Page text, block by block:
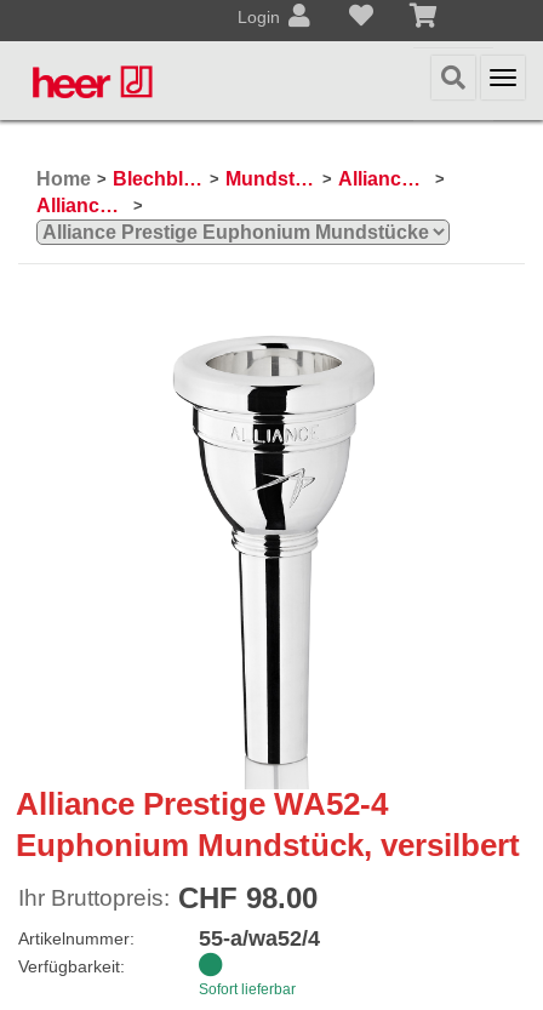
Login
Home > Blechblasinstrumente > Mundstücke > Alliance Mundstücke >
Alliance Prestige Serie >
Alliance Prestige WA52-4
Euphonium Mundstück, versilbert
Ihr Bruttopreis: CHF 98.00
Artikelnummer: 55-a/wa52/4
Verfügbarkeit:
Sofort lieferbar